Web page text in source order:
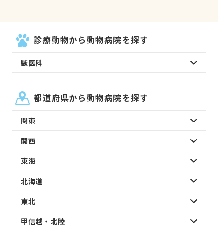
診療動物から動物病院を探す
獣医科
都道府県から動物病院を探す
関東
関西
東海
北海道
東北
甲信越・北陸